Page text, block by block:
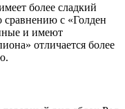
более сладкий
сравнению с «Голден
и имеют
отличается более